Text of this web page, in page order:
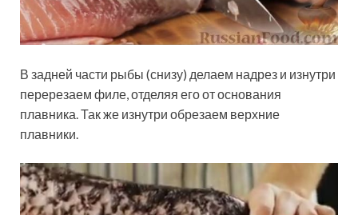
В задней части рыбы (снизу) делаем надрез и изнутри
перерезаем филе, отделяя его от основания
плавника. Так же изнутри обрезаем верхние
плавники.